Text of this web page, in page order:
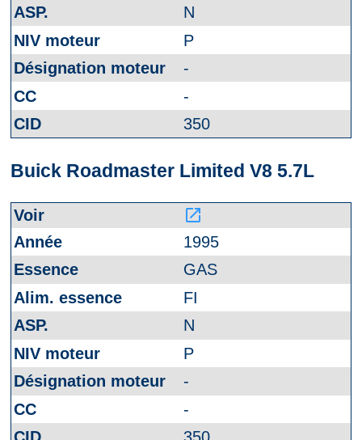
N
P
-
-
350
Buick Roadmaster Limited V8 5.7L
launch
1995
GAS
FI
N
P
-
-